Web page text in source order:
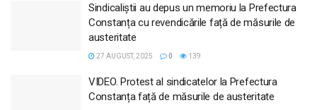
Sindicaliștii au depus un memoriu la Prefectura
Constanța cu revendicările față de măsurile de
austeritate
27 AUGUST, 2025 0 139
VIDEO. Protest al sindicatelor la Prefectura
Constanța față de măsurile de austeritate